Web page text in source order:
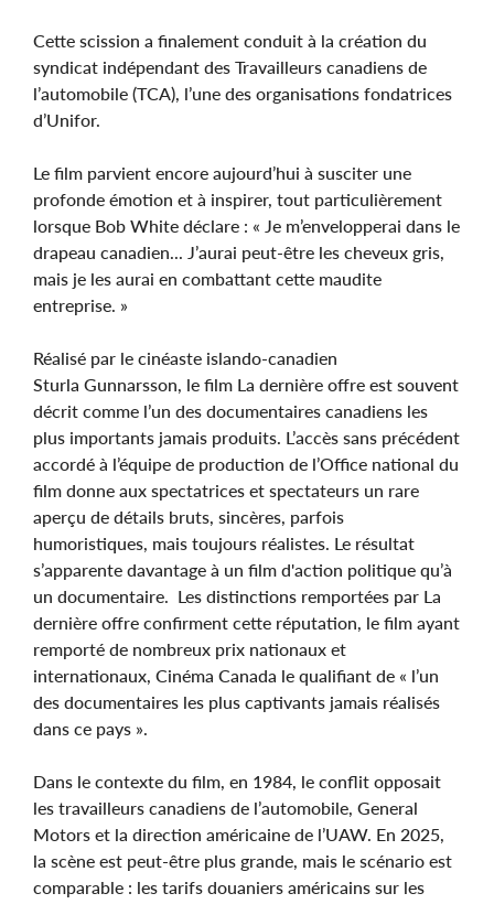
Cette scission a finalement conduit à la création du
syndicat indépendant des Travailleurs canadiens de
l’automobile (TCA), l’une des organisations fondatrices
d’Unifor.
Le film parvient encore aujourd’hui à susciter une
profonde émotion et à inspirer, tout particulièrement
lorsque Bob White déclare : « Je m’envelopperai dans le
drapeau canadien... J’aurai peut-être les cheveux gris,
mais je les aurai en combattant cette maudite
entreprise. »
Réalisé par le cinéaste islando-canadien
Sturla Gunnarsson, le film La dernière offre est souvent
décrit comme l’un des documentaires canadiens les
plus importants jamais produits. L’accès sans précédent
accordé à l’équipe de production de l’Office national du
film donne aux spectatrices et spectateurs un rare
aperçu de détails bruts, sincères, parfois
humoristiques, mais toujours réalistes. Le résultat
s’apparente davantage à un film d'action politique qu’à
un documentaire. Les distinctions remportées par La
dernière offre confirment cette réputation, le film ayant
remporté de nombreux prix nationaux et
internationaux, Cinéma Canada le qualifiant de « l’un
des documentaires les plus captivants jamais réalisés
dans ce pays ».
Dans le contexte du film, en 1984, le conflit opposait
les travailleurs canadiens de l’automobile, General
Motors et la direction américaine de l’UAW. En 2025,
la scène est peut-être plus grande, mais le scénario est
comparable : les tarifs douaniers américains sur les